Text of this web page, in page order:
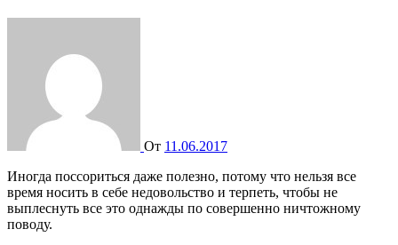
От 11.06.2017
Иногда поссориться даже полезно, потому что нельзя все
время носить в себе недовольство и терпеть, чтобы не
выплеснуть все это однажды по совершенно ничтожному
поводу.